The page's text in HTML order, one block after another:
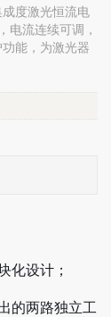
度激光恒流电
电流连续可调，
能，为激光器
化设计；
的两路独立工